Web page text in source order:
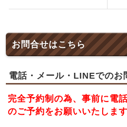
お問合せはこちら
電話・メール・LINEでのお
完全予約制の為、事前に電
のご予約をお願いいたします